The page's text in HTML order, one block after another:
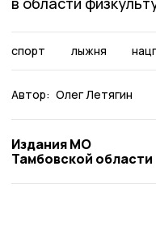
спорт лыжня
Автор: Олег Летягин
Издания МО
Тамбовской области